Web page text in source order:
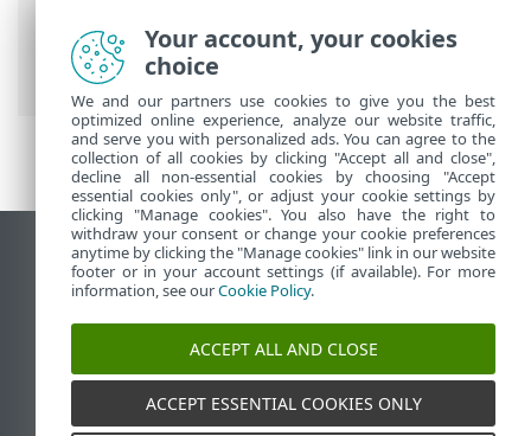
명령과 함께 ESET Mail Security>도구>
ESET Shell > 키보드 바로 가기
데스크톱 사이트 보기
End of Life
ESET 지식 베이스
ESET Status Portal
국가별 지원
Your account, your cookies
choice
We and our partners use cookies to give you the best
optimized online experience, analyze our website traffic,
and serve you with personalized ads. You can agree to the
collection of all cookies by clicking "Accept all and close",
decline all non-essential cookies by choosing "Accept
essential cookies only", or adjust your cookie settings by
clicking "Manage cookies". You also have the right to
withdraw your consent or change your cookie preferences
anytime by clicking the "Manage cookies" link in our website
footer or in your account settings (if available). For more
information, see ourCookie Policy.
ACCEPT ALL AND CLOSE
ACCEPT ESSENTIAL COOKIES ONLY